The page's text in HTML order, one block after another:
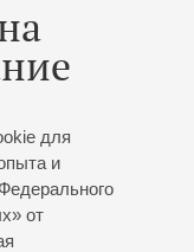
для
и
от